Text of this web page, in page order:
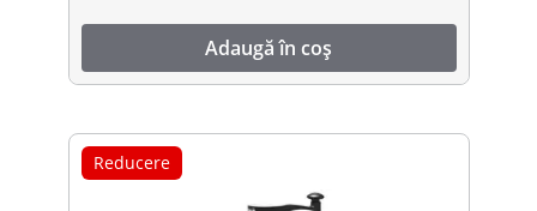
Adaugă în coș
Reducere